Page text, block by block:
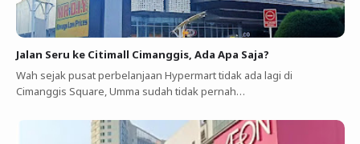
Jalan Seru ke Citimall Cimanggis, Ada Apa Saja?
Wah sejak pusat perbelanjaan Hypermart tidak ada lagi di
Cimanggis Square, Umma sudah tidak pernah…